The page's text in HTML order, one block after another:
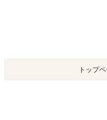
トップ